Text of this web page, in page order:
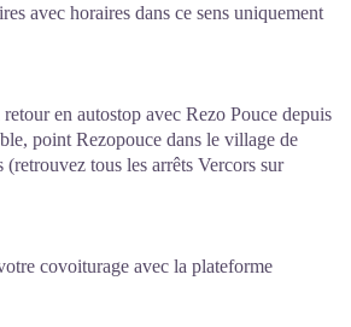
avec horaires dans ce sens uniquement
en autostop avec Rezo Pouce depuis
point Rezopouce dans le village de
(retrouvez tous les arrêts Vercors sur
covoiturage avec la plateforme